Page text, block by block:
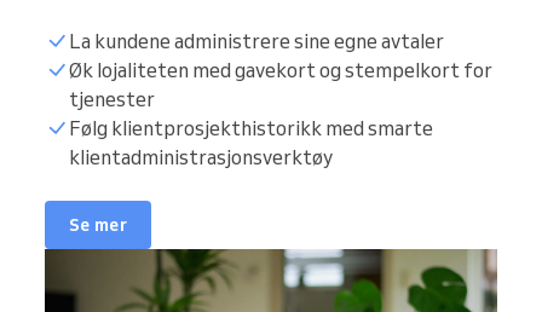
La kundene administrere sine egne avtaler
Øk lojaliteten med gavekort og stempelkort for
tjenester
Følg klientprosjekthistorikk med smarte
klientadministrasjonsverktøy
Se mer